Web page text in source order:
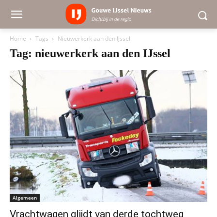
Home Tags Nieuwerkerk aan den IJssel
Tag: nieuwerkerk aan den IJssel
Algemeen
Vrachtwagen glijdt van derde tochtweg